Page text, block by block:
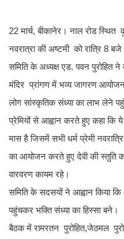
22 मार्च, बीकानेर। नाल रोड
नवरात्रा की अष्टमी को रात्रि 8
समिति के अध्यक्ष एड. पवन पुरोहित ने
मंदिर प्रांगण में भव्य जागरण
लोग सांस्कृतिक संध्या का लाभ लेने
प्रेमियों से आह्वान करते हुए कहा कि
मास है जिसमें सभी धर्म प्रेमी
का आयोजन करते हुए देवी की स्तुति
वारवरण कायम रहे।
समिति के सदसयों ने आह्वान किया
पहुंचकर भक्ति संध्या का हिस्सा बने।
बैठक में रामरतन पुरोहित,जेठमल